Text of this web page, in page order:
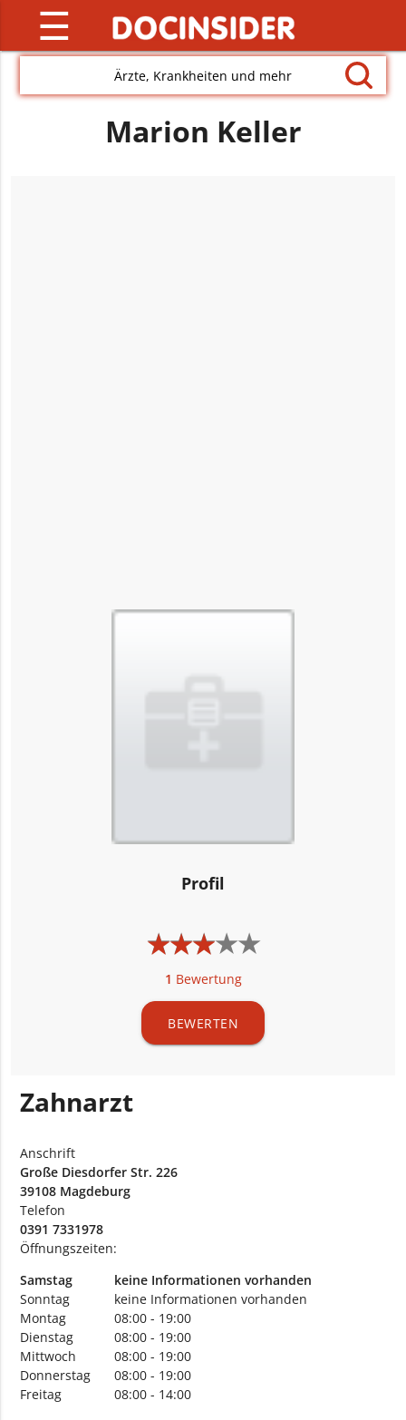
☰
Ärzte, Krankheiten und mehr
Marion Keller
Profil
★★★★★
★★★★★
1 Bewertung
BEWERTEN
Zahnarzt
Anschrift
Große Diesdorfer Str. 226
39108 Magdeburg
Telefon
0391 7331978
Öffnungszeiten:
Samstag
keine Informationen vorhanden
Sonntag
keine Informationen vorhanden
Montag
08:00 - 19:00
Dienstag
08:00 - 19:00
Mittwoch
08:00 - 19:00
Donnerstag
08:00 - 19:00
Freitag
08:00 - 14:00